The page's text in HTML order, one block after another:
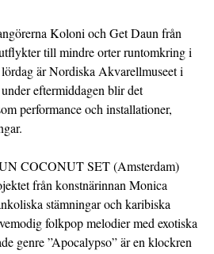
Koloni och Get Daun från
till mindre orter runtomkring i
är Nordiska Akvarellmuseet i
eftermiddagen blir det
performance och installationer,
COCONUT SET (Amsterdam)
från konstnärinnan Monica
stämningar och karibiska
folkpop melodier med exotiska
genre ”Apocalypso” är en klockren